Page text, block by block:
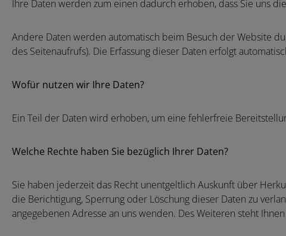
Ihre Daten werden zum einen dadurch erhoben, dass Sie uns
Andere Daten werden automatisch beim Besuch der Website
des Seitenaufrufs). Die Erfassung dieser Daten erfolgt
Wofür nutzen wir Ihre Daten?
Ein Teil der Daten wird erhoben, um eine fehlerfreie
Welche Rechte haben Sie bezüglich Ihrer Daten?
Sie haben jederzeit das Recht unentgeltlich Auskunft über
die Berichtigung, Sperrung oder Löschung dieser Daten zu
angegebenen Adresse an uns wenden. Des Weiteren steht